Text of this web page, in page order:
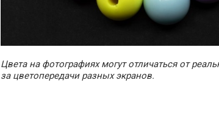
Цвета на фотографиях могут отличаться от
за цветопередачи разных экранов.